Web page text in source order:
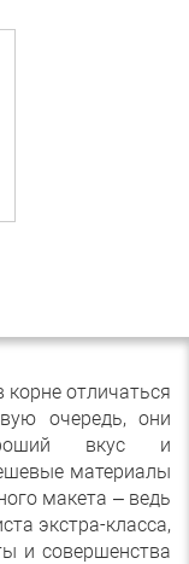
отличаться
очередь, они
вкус и
материалы
макета – ведь
экстра-класса,
и совершенства